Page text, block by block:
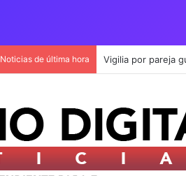
Noticias de última hora